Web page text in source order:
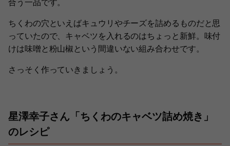
合う一品です。
ちくわの穴といえばキュウリやチーズを詰めるものだと思
っていたので、キャベツを入れるのはちょっと新鮮。味付
けは味噌と粉山椒という間違いない組み合わせです。
さっそく作っていきましょう。
星澤幸子さん「ちくわのキャベツ詰め焼き」
のレシピ